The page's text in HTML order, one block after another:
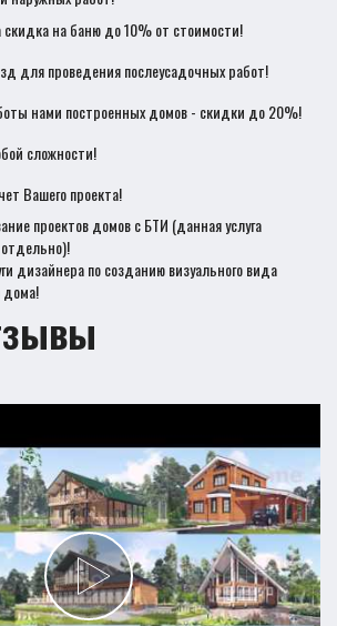
на баню до 10% от стоимости!
для проведения послеусадочных работ!
нами построенных домов - скидки до 20%!
сложности!
Вашего проекта!
проектов домов с БТИ (данная услуга
дизайнера по созданию визуального вида
дома!